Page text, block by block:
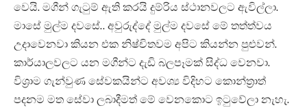
වෙයි. මගීන් ගැටුම් ඇති කරයි දුම්රිය ස්ථානවලට ඇවිල්ලා.
මාසේ මුල්ම දවසේ.. අවුරුද්දේ මුල්ම දවසේ මේ තත්ත්වය
උදාවෙනවා කියන එක නිෂ්චිතවම අපිට කියන්න පුළුවන්.
කාර්යාලවලට යන මගීන්ට දැඩි බලපෑමක් සිද්ධ වෙනවා.
විශ්‍රාම ගැන්වුණ සේවකයින්ට අවශ්‍ය විදිහට කොන්ත්‍රාත්
පදනම මත සේවා ලබාදීමත් මේ වෙනකොට ඉටුවේලා නැහැ.